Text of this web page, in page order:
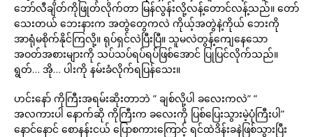
ဘော်လီချိတ်ကိုဖြုတ်လိုက်တာ မြန်လွန်းလို့လန့်တောင်လန့်သည်။ တော်
သေးတယ် ဘေးနားက အတွဲတွေကလဲ ကိုယ့်အတွဲနဲ့ကိုယ် ဘေးကို
အာရုံမစိုက်နိုင်ကြလို့။ ရုပ်ရှင်လဲပြီးပြီ။ သူမလဲတွန့်ကျေနေသော
အဝတ်အစားများကို သပ်သပ်ရပ်ရပ်ဖြစ်အောင် ပြုပြင်လိုက်သည်။
ရွတ်… အို… ပါးကို နမ်းခံလိုက်ရပြန်သေး။
ဟင်းနော် ကိုကြီးအရမ်းဆိုးတာဘဲ ” ချစ်လို့ပါ ခလေးကလဲ” ”
အလကားပါ နောက်ဆို ကိုကြီးက ခလေးကို ပြစ်ပြေးသွားမဲ့ပုံကြီးပါ”
နောင်နောင် စောနန်းငယ် ပြောစကားကြောင့် ရင်ထဲဒိန်းခနဲဖြစ်သွားပြီး